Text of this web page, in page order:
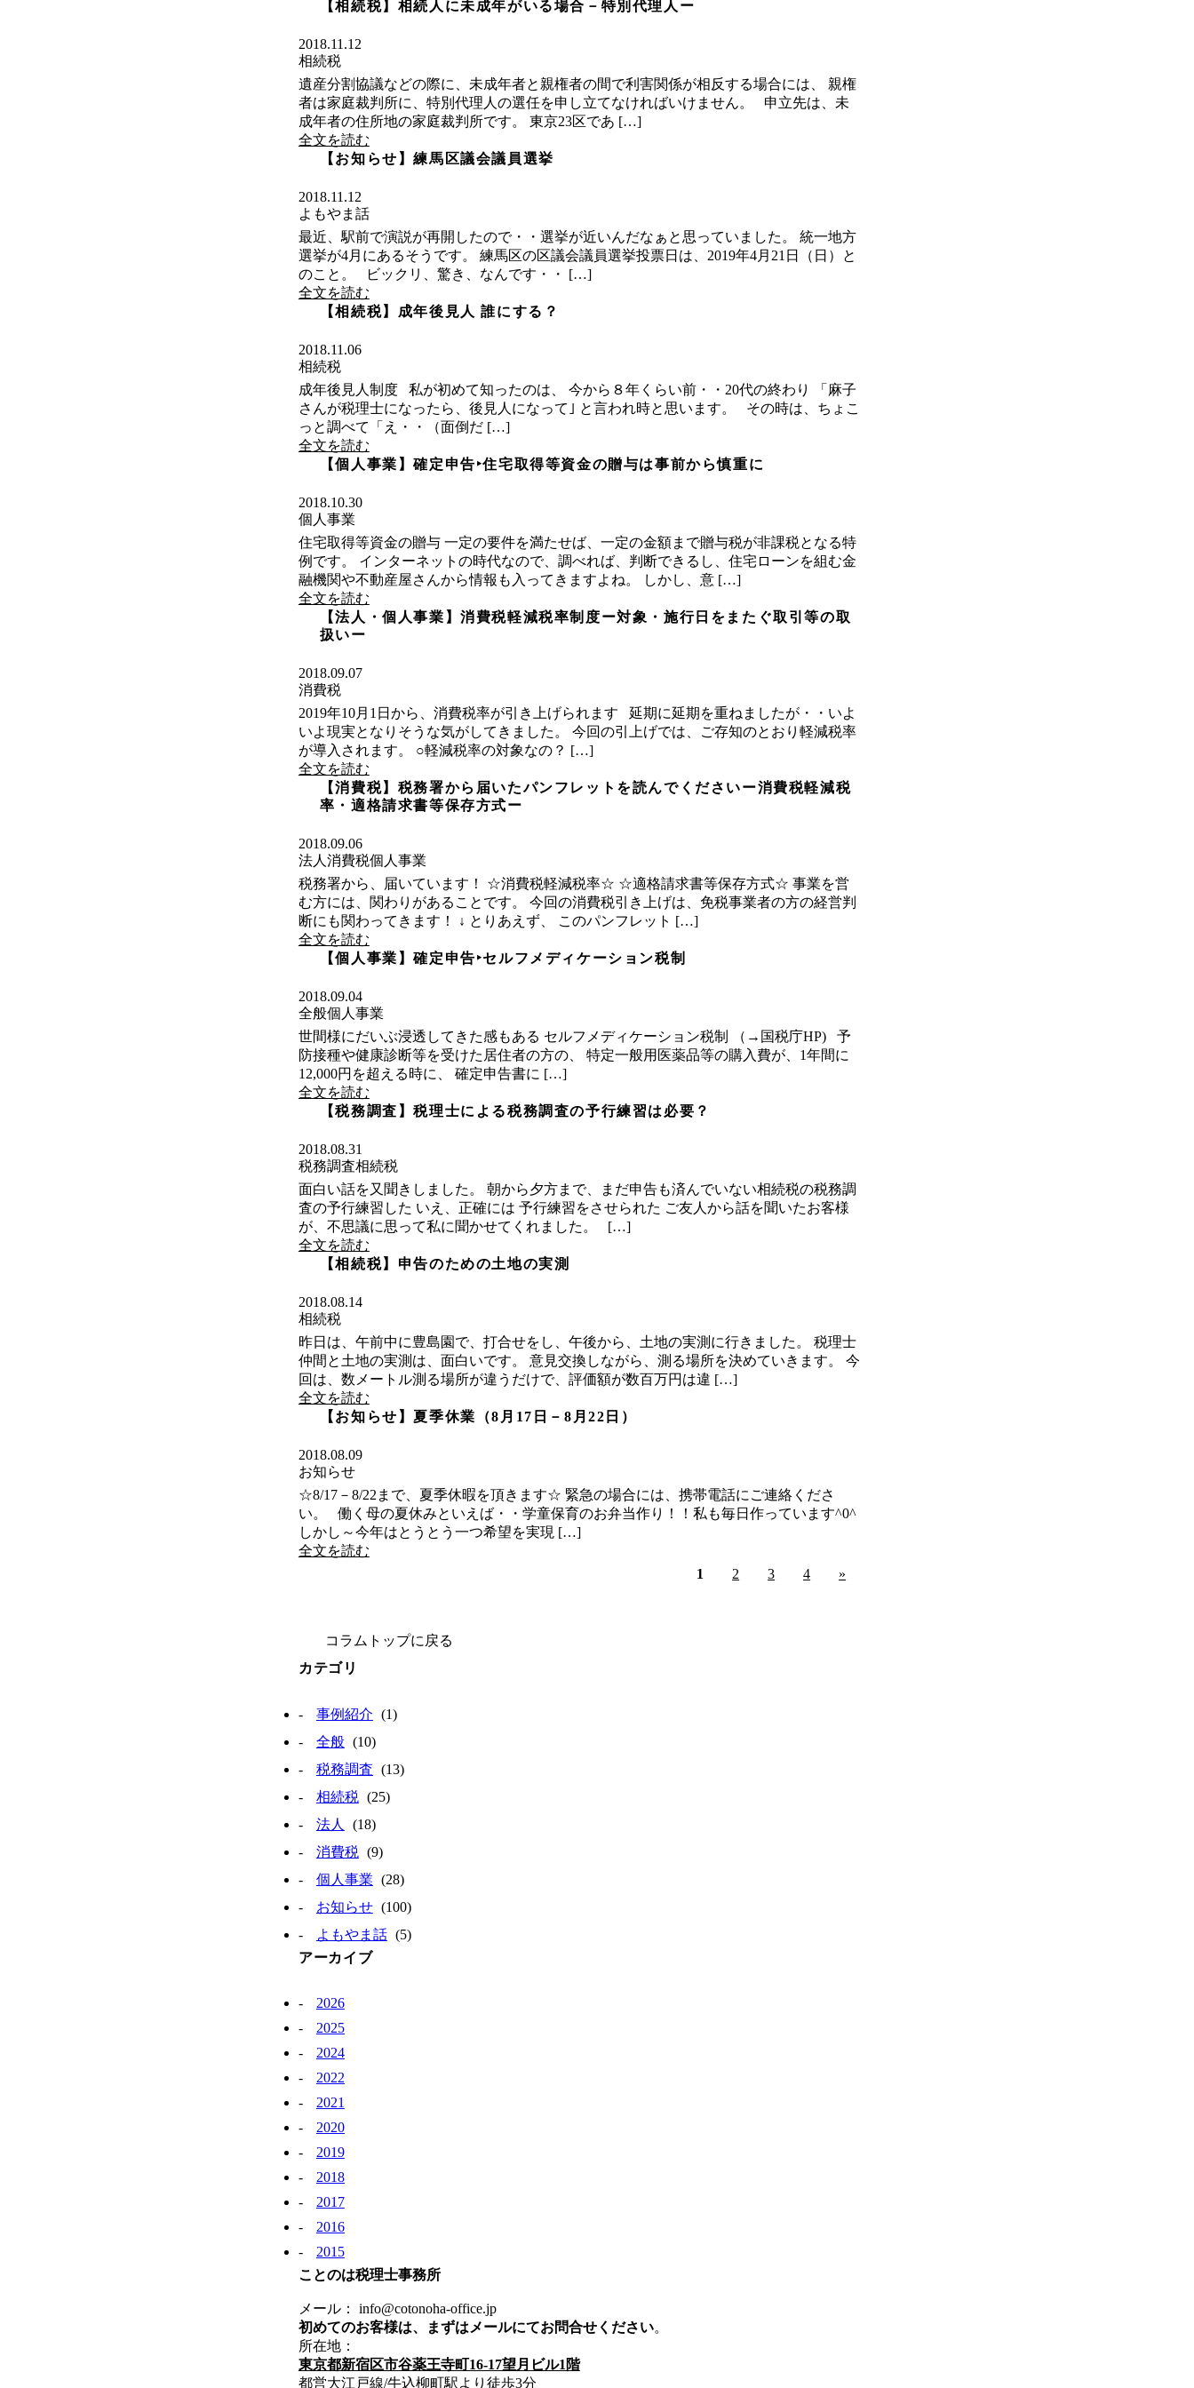
【相続税】相続人に未成年がいる場合－特別代理人ー
2018.11.12
相続税
遺産分割協議などの際に、未成年者と親権者の間で利害関係が相反する場合には、 親権
者は家庭裁判所に、特別代理人の選任を申し立てなければいけません。 申立先は、未
成年者の住所地の家庭裁判所です。 東京23区であ […]
全文を読む
【お知らせ】練馬区議会議員選挙
2018.11.12
よもやま話
最近、駅前で演説が再開したので・・選挙が近いんだなぁと思っていました。 統一地方
選挙が4月にあるそうです。 練馬区の区議会議員選挙投票日は、2019年4月21日（日）と
のこと。 ビックリ、驚き、なんです・・ […]
全文を読む
【相続税】成年後見人 誰にする？
2018.11.06
相続税
成年後見人制度 私が初めて知ったのは、 今から８年くらい前・・20代の終わり 「麻子
さんが税理士になったら、後見人になって｣ と言われ時と思います。 その時は、ちょこ
っと調べて「え・・（面倒だ […]
全文を読む
【個人事業】確定申告‣住宅取得等資金の贈与は事前から慎重に
2018.10.30
個人事業
住宅取得等資金の贈与 一定の要件を満たせば、一定の金額まで贈与税が非課税となる特
例です。 インターネットの時代なので、調べれば、判断できるし、住宅ローンを組む金
融機関や不動産屋さんから情報も入ってきますよね。 しかし、意 […]
全文を読む
【法人・個人事業】消費税軽減税率制度ー対象・施行日をまたぐ取引等の取
扱いー
2018.09.07
消費税
2019年10月1日から、消費税率が引き上げられます 延期に延期を重ねましたが・・いよ
いよ現実となりそうな気がしてきました。 今回の引上げでは、ご存知のとおり軽減税率
が導入されます。 ○軽減税率の対象なの？ […]
全文を読む
【消費税】税務署から届いたパンフレットを読んでくださいー消費税軽減税
率・適格請求書等保存方式ー
2018.09.06
法人 消費税個人事業
税務署から、届いています！ ☆消費税軽減税率☆ ☆適格請求書等保存方式☆ 事業を営
む方には、関わりがあることです。 今回の消費税引き上げは、免税事業者の方の経営判
断にも関わってきます！ ↓ とりあえず、 このパンフレット […]
全文を読む
【個人事業】確定申告‣セルフメディケーション税制
2018.09.04
全般個人事業
世間様にだいぶ浸透してきた感もある セルフメディケーション税制 （→国税庁HP) 予
防接種や健康診断等を受けた居住者の方の、 特定一般用医薬品等の購入費が、1年間に
12,000円を超える時に、 確定申告書に […]
全文を読む
【税務調査】税理士による税務調査の予行練習は必要？
2018.08.31
税務調査相続税
面白い話を又聞きしました。 朝から夕方まで、まだ申告も済んでいない相続税の税務調
査の予行練習した いえ、正確には 予行練習をさせられた ご友人から話を聞いたお客様
が、不思議に思って私に聞かせてくれました。 […]
全文を読む
【相続税】申告のための土地の実測
2018.08.14
相続税
昨日は、午前中に豊島園で、打合せをし、午後から、土地の実測に行きました。 税理士
仲間と土地の実測は、面白いです。 意見交換しながら、測る場所を決めていきます。 今
回は、数メートル測る場所が違うだけで、評価額が数百万円は違 […]
全文を読む
【お知らせ】夏季休業（8月17日－8月22日）
2018.08.09
お知らせ
☆8/17－8/22まで、夏季休暇を頂きます☆ 緊急の場合には、携帯電話にご連絡くださ
い。 働く母の夏休みといえば・・学童保育のお弁当作り！！私も毎日作っています^0^
しかし～今年はとうとう一つ希望を実現 […]
全文を読む
1
2 3 4 »
コラムトップに戻る
カテゴリ
事例紹介 (1)
全般 (10)
税務調査 (13)
相続税 (25)
法人
(18)
消費税 (9)
個人事業 (28)
お知らせ (100)
よもやま話 (5)
アーカイブ
2026
2025
2024
2022
2021
2020
2019
2018
2017
2016
2015
ことのは税理士事務所
メール： info@cotonoha-office.jp
初めてのお客様は、まずはメールにてお問合せください。
所在地：
東京都新宿区市谷薬王寺町16-17望月ビル1階
都営大江戸線/牛込柳町駅より徒歩3分